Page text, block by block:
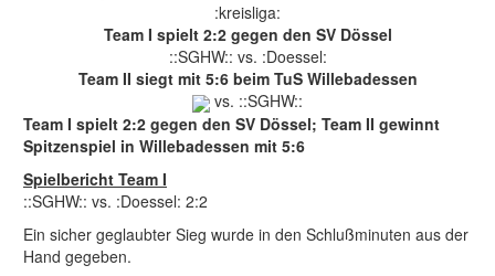
:kreisliga:
Team I spielt 2:2 gegen den SV Dössel
::SGHW:: vs. :Doessel:
Team II siegt mit 5:6 beim TuS Willebadessen
vs. ::SGHW::
Team I spielt 2:2 gegen den SV Dössel; Team II gewinnt
Spitzenspiel in Willebadessen mit 5:6
Spielbericht Team I
::SGHW:: vs. :Doessel: 2:2
Ein sicher geglaubter Sieg wurde in den Schlußminuten aus der
Hand gegeben.